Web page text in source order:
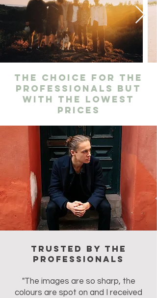
The choice for the
professionals but
with the lowest
prices
Trusted by the
professionals
"The images are so sharp, the
colours are spot on and I received